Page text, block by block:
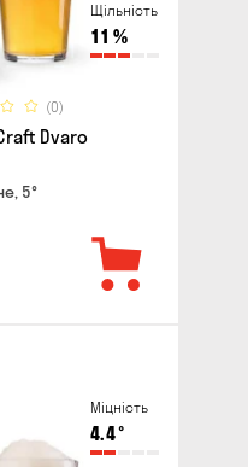
Щільність
11 %
(0)
Dvaro
5°
Міцність
4.4°